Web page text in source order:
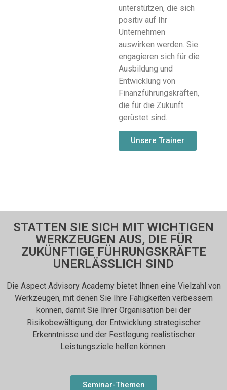
unterstützen, die sich
positiv auf Ihr
Unternehmen
auswirken werden. Sie
engagieren sich für die
Ausbildung und
Entwicklung von
Finanzführungskräften,
die für die Zukunft
gerüstet sind.
Unsere Trainer
STATTEN SIE SICH MIT WICHTIGEN
WERKZEUGEN AUS, DIE FÜR
ZUKÜNFTIGE FÜHRUNGSKRÄFTE
UNERLÄSSLICH SIND
Die Aspect Advisory Academy bietet Ihnen eine Vielzahl von
Werkzeugen, mit denen Sie Ihre Fähigkeiten verbessern
können, damit Sie Ihrer Organisation bei der
Risikobewältigung, der Entwicklung strategischer
Erkenntnisse und der Festlegung realistischer
Leistungsziele helfen können.
Seminar-Themen